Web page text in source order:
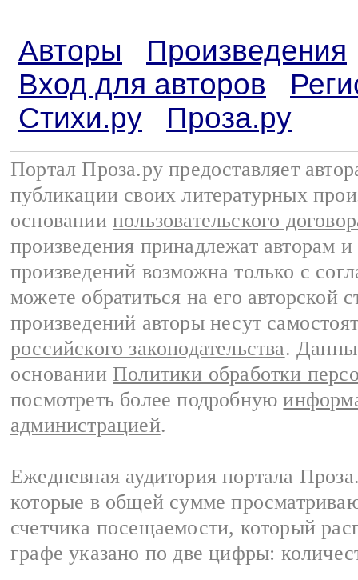
Авторы
Произведения
Вход для авторов
Стихи.ру
Проза.ру
Портал Проза.ру предоставляет
публикации своих литературных
основании пользовательского
произведения принадлежат авторам
произведений возможна только с
можете обратиться на его авторской
произведений авторы несут
российского законодательства.
основании Политики обработки
посмотреть более подробную
администрацией.
Ежедневная аудитория портала
которые в общей сумме
счетчика посещаемости, который
графе указано по две цифры: